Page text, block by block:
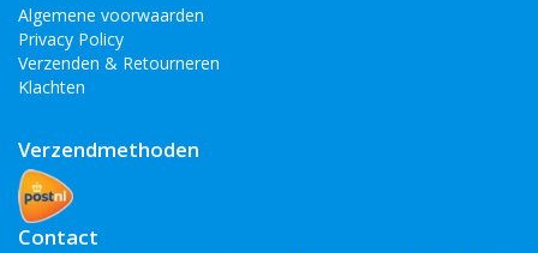
Algemene voorwaarden
Privacy Policy
Verzenden & Retourneren
Klachten
Verzendmethoden
Contact